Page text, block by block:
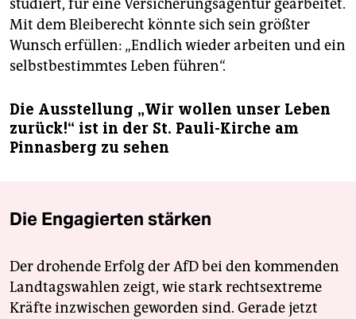
studiert, für eine Versicherungsagentur gearbeitet.
Mit dem Bleiberecht könnte sich sein größter
Wunsch erfüllen: „Endlich wieder arbeiten und ein
selbstbestimmtes Leben führen“.
Die Ausstellung „Wir wollen unser Leben
zurück!“ ist in der St. Pauli-Kirche am
Pinnasberg zu sehen
Die Engagierten stärken
Der drohende Erfolg der AfD bei den kommenden
Landtagswahlen zeigt, wie stark rechtsextreme
Kräfte inzwischen geworden sind. Gerade jetzt